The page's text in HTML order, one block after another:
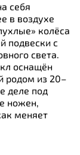
себя
в воздухе
колёса
подвески с
света.
оснащён
родом из 20–
деле под
ножен,
меняет